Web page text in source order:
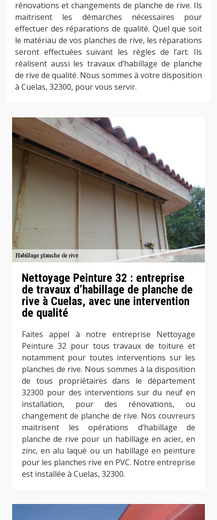
rénovations et changements de planche de rive. Ils
maitrisent les démarches nécessaires pour
effectuer des réparations de qualité. Quel que soit
le matériau de vos planches de rive, les réparations
seront effectuées suivant les règles de l’art. Ils
réalisent aussi les travaux d’habillage de planche
de rive de qualité. Nous sommes à votre disposition
à Cuelas, 32300, pour vous servir.
Nettoyage Peinture 32 : entreprise
de travaux d’habillage de planche de
rive à Cuelas, avec une intervention
de qualité
Faites appel à notre entreprise Nettoyage
Peinture 32 pour tous travaux de toiture et
notamment pour toutes interventions sur les
planches de rive. Nous sommes à la disposition
de tous propriétaires dans le département
32300 pour des interventions sur du neuf en
installation, pour des rénovations, ou
changement de planche de rive. Nos couvreurs
maitrisent les opérations d’habillage de
planche de rive pour un habillage en acier, en
zinc, en alu laqué ou un habillage en peinture
pour les planches rive en PVC. Notre entreprise
est installée à Cuelas, 32300.